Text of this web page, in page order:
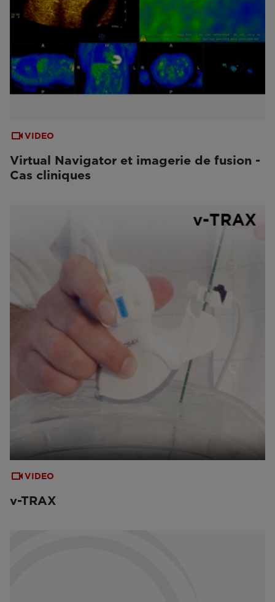
VIDEO
Virtual Navigator et imagerie de fusion -
Cas cliniques
VIDEO
v-TRAX